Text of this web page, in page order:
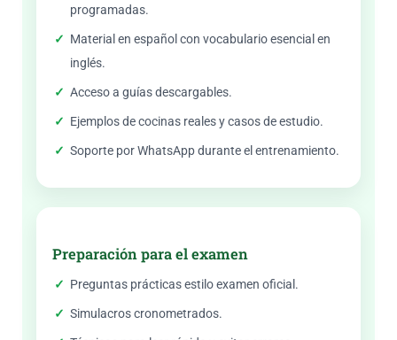
programadas.
Material en español con vocabulario esencial en
inglés.
Acceso a guías descargables.
Ejemplos de cocinas reales y casos de estudio.
Soporte por WhatsApp durante el entrenamiento.
Preparación para el examen
Preguntas prácticas estilo examen oficial.
Simulacros cronometrados.